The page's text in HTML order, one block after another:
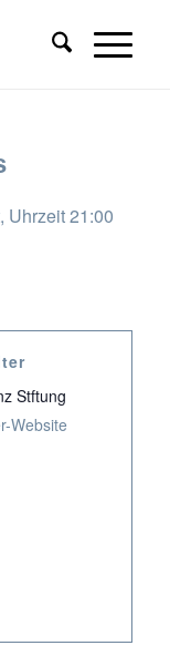
Uhrzeit 21:00
Stftung
Website